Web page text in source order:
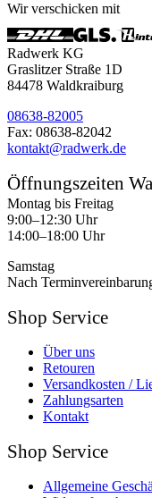
Wir verschicken mit
Radwerk KG
Graslitzer Straße 1D
84478 Waldkraiburg
08638-82005
Fax: 08638-82042
kontakt@radwerk.de
Öffnungszeiten
Montag bis Freitag
9:00–12:30 Uhr
14:00–18:00 Uhr
Samstag
Nach
Shop Service
Über uns
Retouren
Versandkosten /
Zahlungsarten
Kontakt
Shop Service
Allgemeine